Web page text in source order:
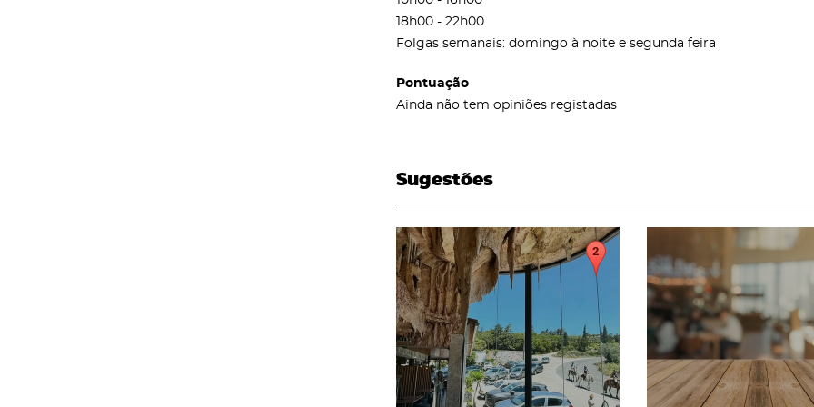
18h00 - 22h00
Folgas semanais: domingo à noite e segunda feira
Pontuação
Ainda não tem opiniões registadas
Sugestões
page